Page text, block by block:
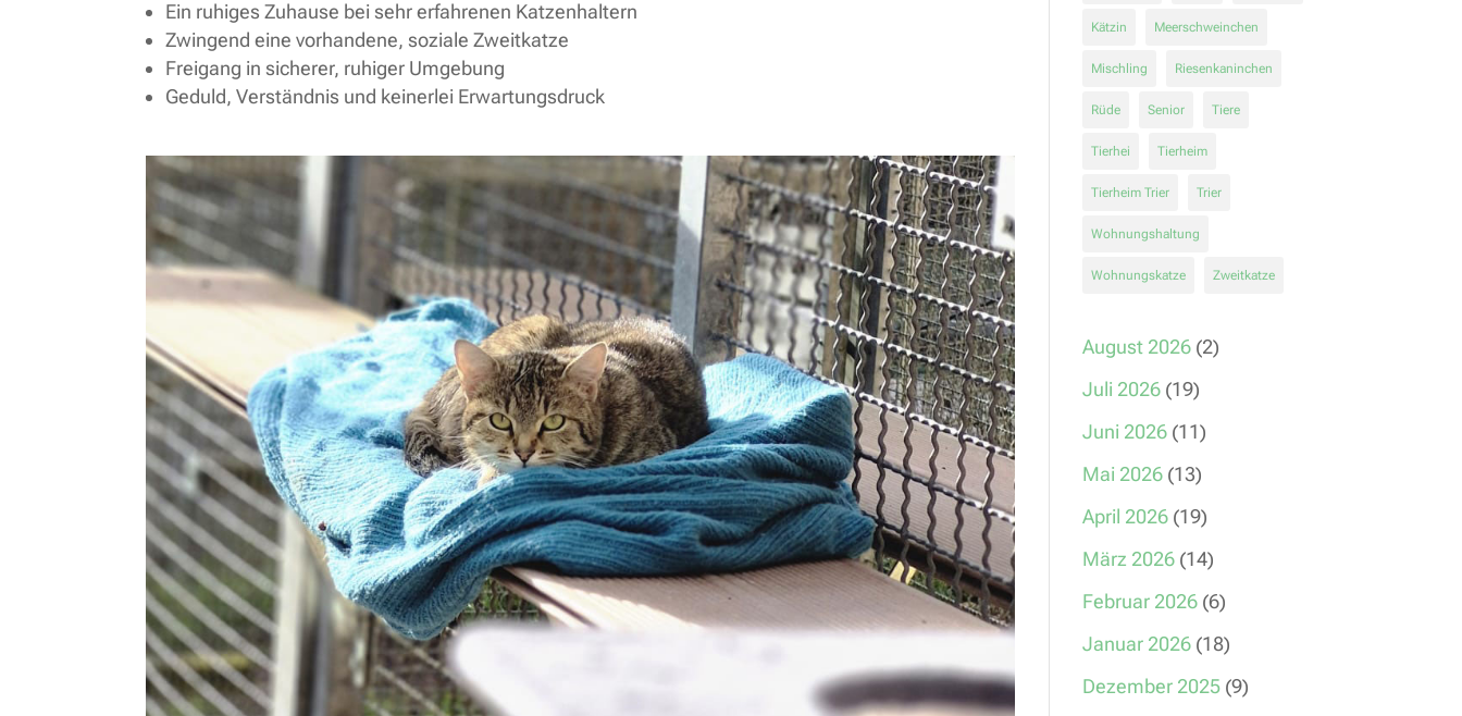
Ein ruhiges Zuhause bei sehr erfahrenen Katzenhaltern
Zwingend eine vorhandene, soziale Zweitkatze
Freigang in sicherer, ruhiger Umgebung
Geduld, Verständnis und keinerlei Erwartungsdruck
Kätzin Meerschweinchen
Mischling Riesenkaninchen
Rüde Senior Tiere
Tierhei Tierheim
Tierheim Trier Trier
Wohnungshaltung
Wohnungskatze Zweitkatze
August 2026(2)
Juli 2026(19)
Juni 2026(11)
Mai 2026(13)
April 2026(19)
März 2026(14)
Februar 2026(6)
Januar 2026(18)
Dezember 2025(9)